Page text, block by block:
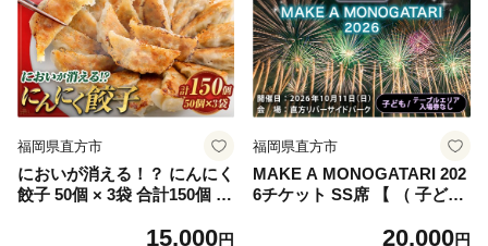
福岡県直方市
においが消える！？ にんにく
餃子 50個 × 3袋 合計150個 海
ーザ にんにく ニンニク 金子
15,000円
福岡県直方市
MAKE A MONOGATARI 202
6チケット SS席 【 （ 子ども
シングルチケット 】 花火大
20,000円